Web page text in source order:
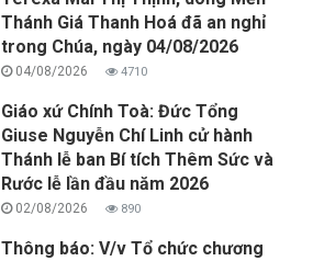
Thánh Giá Thanh Hoá đã an nghỉ
trong Chúa, ngày 04/08/2026
04/08/2026 4710
Giáo xứ Chính Toà: Đức Tổng
Giuse Nguyễn Chí Linh cử hành
Thánh lễ ban Bí tích Thêm Sức và
Rước lễ lần đầu năm 2026
02/08/2026 890
Thông báo: V/v Tổ chức chương